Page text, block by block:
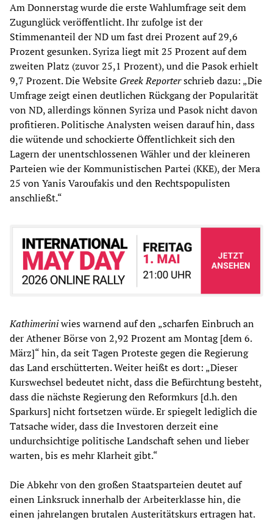
Am Donnerstag wurde die erste Wahlumfrage seit dem
Zugunglück veröffentlicht. Ihr zufolge ist der
Stimmenanteil der ND um fast drei Prozent auf 29,6
Prozent gesunken. Syriza liegt mit 25 Prozent auf dem
zweiten Platz (zuvor 25,1 Prozent), und die Pasok erhielt
9,7 Prozent. Die Website Greek Reporterschrieb dazu: „Die
Umfrage zeigt einen deutlichen Rückgang der Popularität
von ND, allerdings können Syriza und Pasok nicht davon
profitieren. Politische Analysten weisen darauf hin, dass
die wütende und schockierte Öffentlichkeit sich den
Lagern der unentschlossenen Wähler und der kleineren
Parteien wie der Kommunistischen Partei (KKE), der Mera
25 von Yanis Varoufakis und den Rechtspopulisten
anschließt.“
Kathimeriniwies warnend auf den „scharfen Einbruch an
der Athener Börse von 2,92 Prozent am Montag [dem 6.
März]“ hin, da seit Tagen Proteste gegen die Regierung
das Land erschütterten. Weiter heißt es dort: „Dieser
Kurswechsel bedeutet nicht, dass die Befürchtung besteht,
dass die nächste Regierung den Reformkurs [d.h. den
Sparkurs] nicht fortsetzen würde. Er spiegelt lediglich die
Tatsache wider, dass die Investoren derzeit eine
undurchsichtige politische Landschaft sehen und lieber
warten, bis es mehr Klarheit gibt.“
Die Abkehr von den großen Staatsparteien deutet auf
einen Linksruck innerhalb der Arbeiterklasse hin, die
einen jahrelangen brutalen Austeritätskurs ertragen hat.